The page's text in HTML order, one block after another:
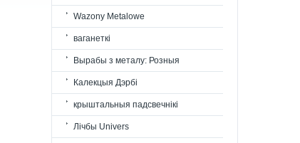
Wazony Metalowe
ваганеткі
Вырабы з металу: Розныя
Калекцыя Дэрбі
крыштальныя падсвечнікі
Лічбы Univers